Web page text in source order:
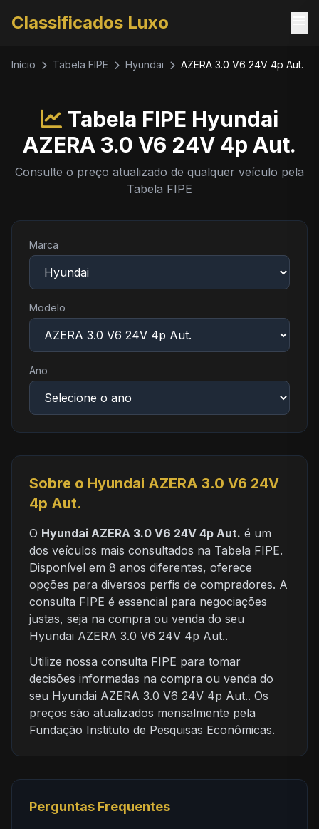
Classificados Luxo
Início Tabela FIPE Hyundai AZERA 3.0 V6 24V 4p Aut.
Tabela FIPE Hyundai
AZERA 3.0 V6 24V 4p Aut.
Consulte o preço atualizado de qualquer veículo pela
Tabela FIPE
Marca
Modelo
Ano
Sobre o Hyundai AZERA 3.0 V6 24V
4p Aut.
O Hyundai AZERA 3.0 V6 24V 4p Aut. é um
dos veículos mais consultados na Tabela FIPE.
Disponível em 8 anos diferentes, oferece
opções para diversos perfis de compradores. A
consulta FIPE é essencial para negociações
justas, seja na compra ou venda do seu
Hyundai AZERA 3.0 V6 24V 4p Aut..
Utilize nossa consulta FIPE para tomar
decisões informadas na compra ou venda do
seu Hyundai AZERA 3.0 V6 24V 4p Aut.. Os
preços são atualizados mensalmente pela
Fundação Instituto de Pesquisas Econômicas.
Perguntas Frequentes